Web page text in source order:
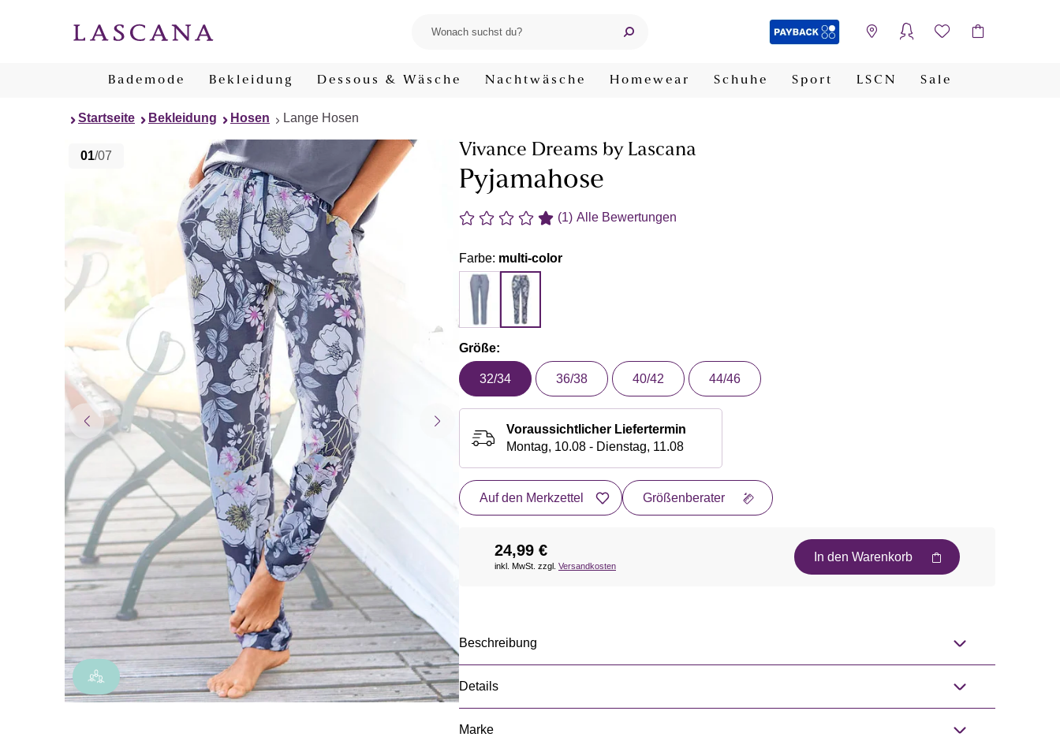
Bademode Bekleidung Dessous & Wäsche Nachtwäsche Homewear Schuhe Sport LSCN Sale
Startseite Bekleidung Hosen Lange Hosen
01/07 Vivance Dreams by Lascana
Pyjamahose
(1) Alle Bewertungen
Farbe: multi-color
Größe:
32/34 36/38 40/42 44/46
Voraussichtlicher Liefertermin
Montag, 10.08 - Dienstag, 11.08
Auf den Merkzettel Größenberater
24,99 €
inkl. MwSt. zzgl. Versandkosten
In den Warenkorb
Beschreibung
Details
Marke